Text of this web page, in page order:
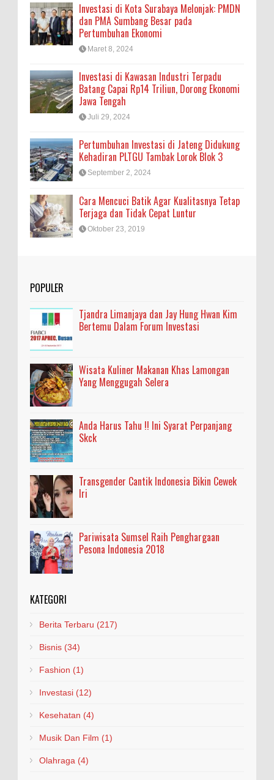
Investasi di Kota Surabaya Melonjak: PMDN
dan PMA Sumbang Besar pada
Pertumbuhan Ekonomi
Maret 8, 2024
Investasi di Kawasan Industri Terpadu
Batang Capai Rp14 Triliun, Dorong Ekonomi
Jawa Tengah
Juli 29, 2024
Pertumbuhan Investasi di Jateng Didukung
Kehadiran PLTGU Tambak Lorok Blok 3
September 2, 2024
Cara Mencuci Batik Agar Kualitasnya Tetap
Terjaga dan Tidak Cepat Luntur
Oktober 23, 2019
POPULER
Tjandra Limanjaya dan Jay Hung Hwan Kim
Bertemu Dalam Forum Investasi
Wisata Kuliner Makanan Khas Lamongan
Yang Menggugah Selera
Anda Harus Tahu !! Ini Syarat Perpanjang
Skck
Transgender Cantik Indonesia Bikin Cewek
Iri
Pariwisata Sumsel Raih Penghargaan
Pesona Indonesia 2018
KATEGORI
Berita Terbaru (217)
Bisnis (34)
Fashion (1)
Investasi (12)
Kesehatan (4)
Musik Dan Film (1)
Olahraga (4)